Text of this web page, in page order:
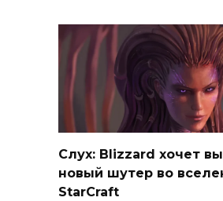
Слух: Blizzard хочет
новый шутер во
StarCraft